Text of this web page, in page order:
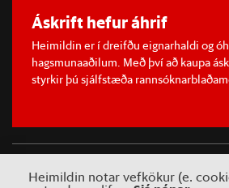
Áskrift hefur áhrif
Heimildin er í dreifðu eignarhaldi og
hagsmunaaðilum. Með því að kaupa
styrkir þú sjálfstæða
á efni miðilsins er óheimil án samþykkis.
Heimildin notar vefkökur (e.